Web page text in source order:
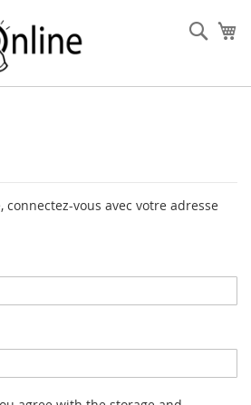
connectez-vous avec votre adresse